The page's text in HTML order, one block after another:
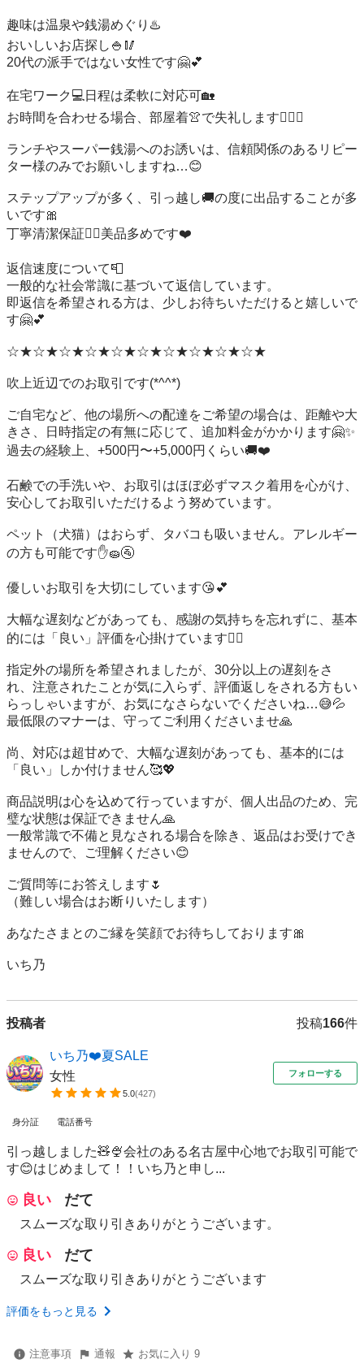
趣味は温泉や銭湯めぐり♨️
おいしいお店探し🍚🥢
20代の派手ではない女性です🤗💕
在宅ワーク💻️日程は柔軟に対応可🏡
お時間を合わせる場合、部屋着👚で失礼します🙇‍♀️✨
ランチやスーパー銭湯へのお誘いは、信頼関係のあるリピー
ター様のみでお願いしますね…😊
ステップアップが多く、引っ越し🚚の度に出品することが多
いです🎀
丁寧清潔保証🙆‍♀️美品多めです❤️
返信速度について📮
一般的な社会常識に基づいて返信しています。
即返信を希望される方は、少しお待ちいただけると嬉しいで
す🤗💕
☆★☆★☆★☆★☆★☆★☆★☆★☆★☆★
吹上近辺でのお取引です(*^^*)
ご自宅など、他の場所への配達をご希望の場合は、距離や大
きさ、日時指定の有無に応じて、追加料金がかかります🤗✨
過去の経験上、+500円〜+5,000円くらい🚚❤️
石鹸での手洗いや、お取引はほぼ必ずマスク着用を心がけ、
安心してお取引いただけるよう努めています。
ペット（犬猫）はおらず、タバコも吸いません。アレルギー
の方も可能です✋️🧽🚰
優しいお取引を大切にしています😘💕
大幅な遅刻などがあっても、感謝の気持ちを忘れずに、基本
的には「良い」評価を心掛けています🙆‍♀️
指定外の場所を希望されましたが、30分以上の遅刻をさ
れ、注意されたことが気に入らず、評価返しをされる方もい
らっしゃいますが、お気になさらないでくださいね…😅💦
最低限のマナーは、守ってご利用くださいませ🙏
尚、対応は超甘めで、大幅な遅刻があっても、基本的には
「良い」しか付けません🥰💖
商品説明は心を込めて行っていますが、個人出品のため、完
璧な状態は保証できません🙏
一般常識で不備と見なされる場合を除き、返品はお受けでき
ませんので、ご理解ください😊
ご質問等にお答えします🌷
（難しい場合はお断りいたします）
あなたさまとのご縁を笑顔でお待ちしております🎀
いち乃
投稿者 投稿166件
いち乃❤️夏SALE
女性
5.0(427)
フォローする
身分証 電話番号
引っ越しました🧸🍨会社のある名古屋中心地でお取引可能で
す😊はじめまして！！いち乃と申し...
良い だて
スムーズな取り引きありがとうございます。
良い だて
スムーズな取り引きありがとうございます
評価をもっと見る
注意事項 通報 お気に入り 9